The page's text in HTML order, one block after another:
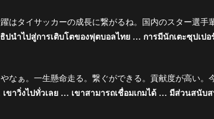
はタイサッカーの成長に繋がるね。国内のスター選手
ปนำไปสู่การเติบโตของฟุตบอลไทย … การมีนักเตะซุปเปอ
なぁ。一生懸命走る。繋ぐができる。貢献度が高い
ขาวิ่งไปทั่วเลย … เขาสามารถเชื่อมเกมได้ … มีส่วนสนั